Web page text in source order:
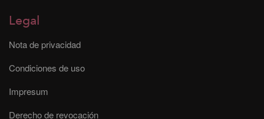
Legal
Nota de privacidad
Condiciones de uso
Impresum
Derecho de revocación